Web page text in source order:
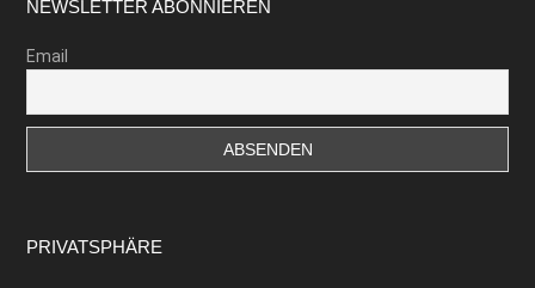
Footer
NEWSLETTER ABONNIEREN
Email
PRIVATSPHÄRE